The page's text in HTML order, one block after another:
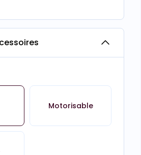
Motorisable